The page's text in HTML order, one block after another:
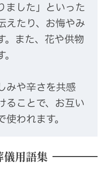
ました」といった
えたり、お悔やみ
。また、花や供物
みや辛さを共感
ることで、お互い
われます。
儀用語集